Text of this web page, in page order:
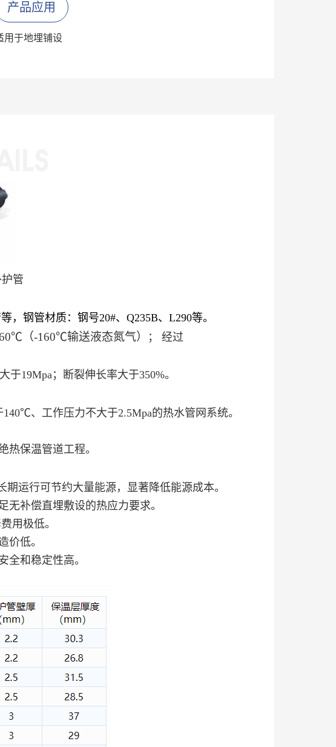
产品应用
用于地埋铺设
管
质：钢号20#、Q235B、L290等。
℃（-160℃输送液态氮气） ；
经过
；断裂伸长率大于350%。
压力不大于2.5Mpa的热水管网系统。
温管道工程。
节约大量能源，显著降低能源成本。
直埋敷设的热应力要求。
极低。
低。
稳定性高。